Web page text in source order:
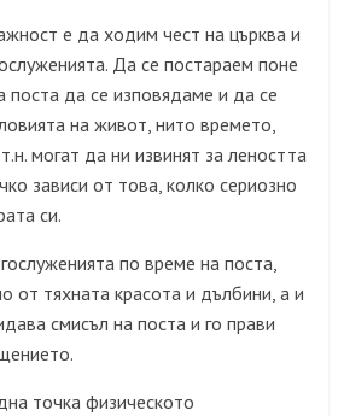
е да ходим чест на църква и
Да се постараем поне
да се изповядаме и да се
на живот, нито времето,
могат да ни извинят за леността
зависи от това, колко сериозно
си.
по време на поста,
от тяхната красота и дълбини, а и
смисъл на поста и го прави
точка физическото